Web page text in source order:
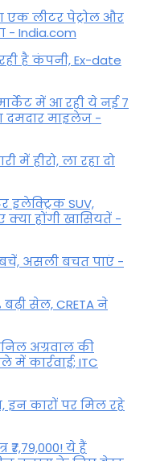
एक लीटर पेट्रोल और
- India.com
है कंपनी, Ex-date
में आ रही ये नई 7
दमदार माइलेज -
में हीरो, ला रहा दो
इलेक्ट्रिक SUV,
होंगी खासियतें -
असली बचत पाएं -
सेल, CRETA ने
अग्रवाल की
कार्रवाई; ITC
कारों पर मिल रहे
ये हैं